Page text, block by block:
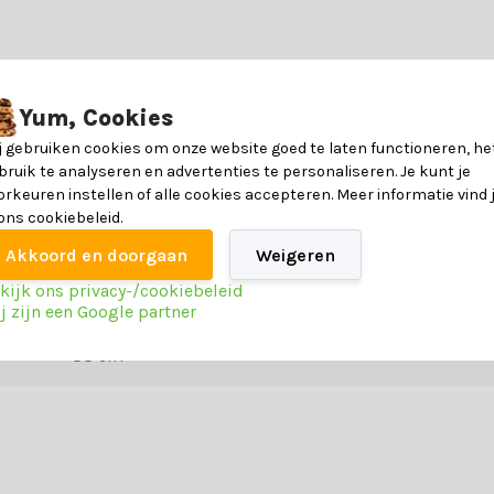
te creëren. De stoel is samengesteld als volgt:
tuinstoel. Ons advies is dan ook om onze
de specificatietabel voor alle informatie.
van de juiste keuze. Neem contact op met onze
6090521196195
Aluminium
60 cm
88 cm
Yum, Cookies
gebruiken cookies om onze website goed te laten functioneren,
te analyseren en advertenties te personaliseren. Je kunt je
instellen of alle cookies accepteren. Meer informatie vind
cookiebeleid.
Akkoord en doorgaan
Weigeren
ons privacy-/cookiebeleid
zijn een Google partner